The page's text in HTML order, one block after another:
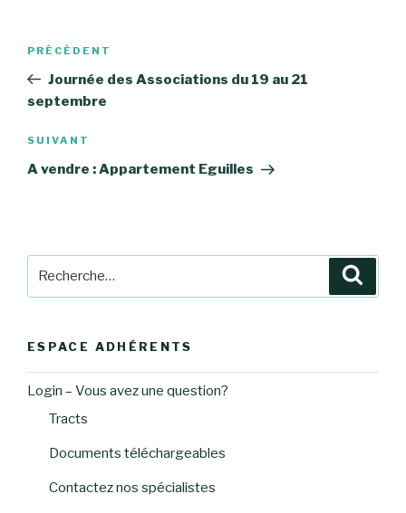
Navigation
l’article
Article
précédent
PRÉCÉDENT
Journée des Associations du 19 au 21
septembre
Article
suivant
SUIVANT
A vendre : Appartement Eguilles
ESPACE ADHÉRENTS
Login – Vous avez une question?
Tracts
Documents téléchargeables
Contactez nos spécialistes